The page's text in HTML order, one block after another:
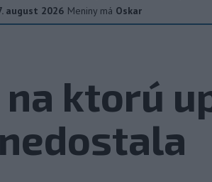
august 2026 Meniny má Oskar
na ktorú